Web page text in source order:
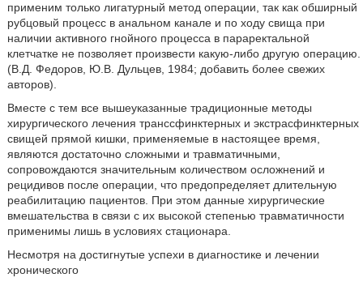
применим только лигатурный метод операции, так как обширный
рубцовый процесс в анальном канале и по ходу свища при
наличии активного гнойного процесса в параректальной
клетчатке не позволяет произвести какую-либо другую операцию.
(В.Д. Федоров, Ю.В. Дульцев, 1984; добавить более свежих
авторов).
Вместе с тем все вышеуказанные традиционные методы
хирургического лечения транссфинктерных и экстрасфинктерных
свищей прямой кишки, применяемые в настоящее время,
являются достаточно сложными и травматичными,
сопровождаются значительным количеством осложнений и
рецидивов после операции, что предопределяет длительную
реабилитацию пациентов. При этом данные хирургические
вмешательства в связи с их высокой степенью травматичности
применимы лишь в условиях стационара.
Несмотря на достигнутые успехи в диагностике и лечении
хронического